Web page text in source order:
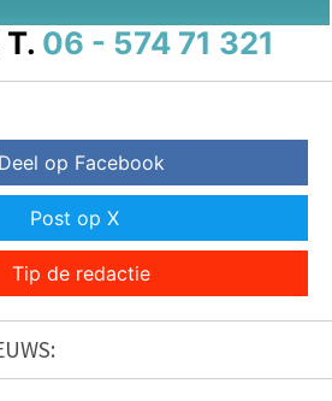
T. 06 - 574 71 321
Deel op Facebook
Post op X
Tip de redactie